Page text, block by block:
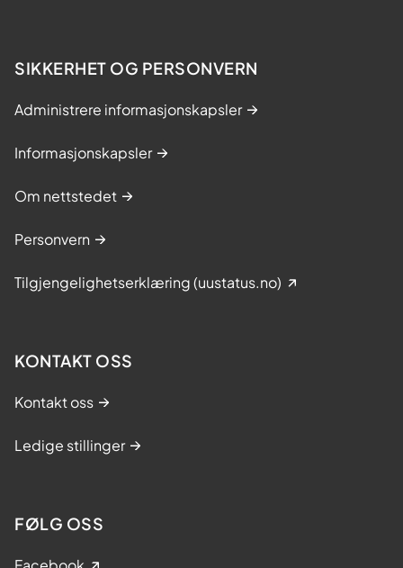
SIKKERHET OG PERSONVERN
Administrere informasjonskapsler
Informasjonskapsler
Om nettstedet
Personvern
Tilgjengelighetserklæring (uustatus.no)
KONTAKT OSS
Kontakt oss
Ledige stillinger
FØLG OSS